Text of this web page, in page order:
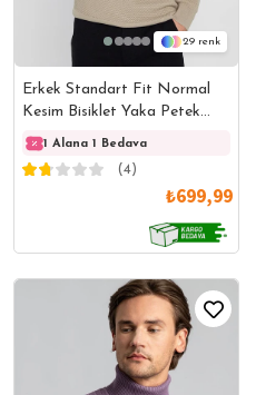
29
Erkek Standart Fit Normal
Kesim Bisiklet Yaka Petek
Desenli Erkek Standart Fit
Normal Kesim Kazak
1 Alana 1 Bedava
(4)
₺699,99